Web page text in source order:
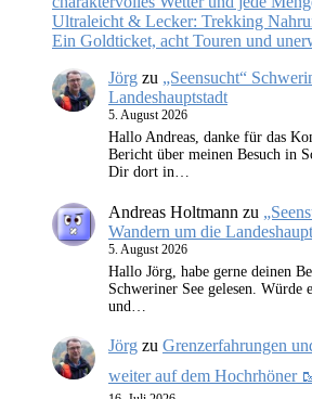
Ultraleicht & Lecker: Trekking
Ein Goldticket, acht Touren und
Jörg zu „Seensucht“
Landeshauptstadt
5. August 2026
Hallo Andreas, danke für das
Bericht über meinen Besuch in
Dir dort in…
Andreas Holtmann zu
Wandern um die
5. August 2026
Hallo Jörg, habe gerne deinen
Schweriner See gelesen. Würde
und…
Jörg zu Grenzerfahrungen
weiter auf dem Hochrhöner